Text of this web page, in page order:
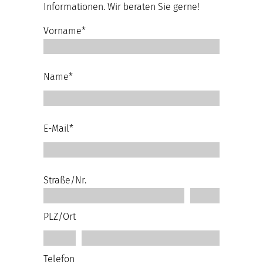
Informationen. Wir beraten Sie gerne!
Vorname*
Name*
E-Mail*
Straße/Nr.
PLZ/Ort
Telefon